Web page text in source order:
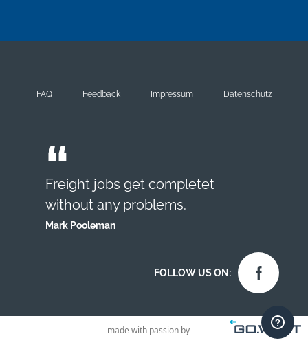
FAQ Feedback Impressum Datenschutz
Freight jobs get completet
without any problems.
Mark Pooleman
FOLLOW US ON:
made with passion by
Contact